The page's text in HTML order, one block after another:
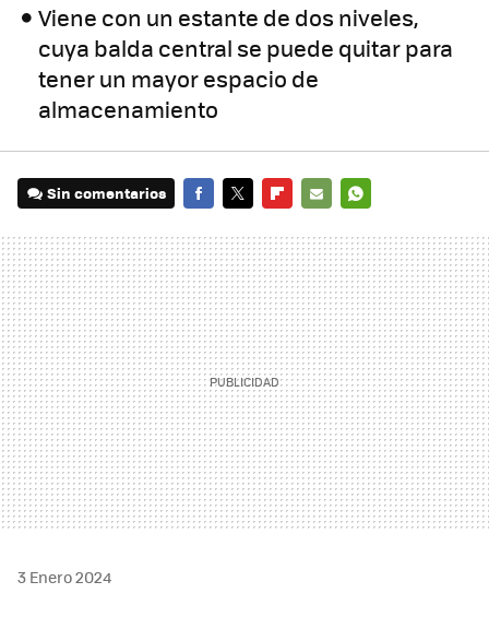
Viene con un estante de dos niveles,
cuya balda central se puede quitar para
tener un mayor espacio de
almacenamiento
Sin comentarios
MAIL
3 Enero 2024